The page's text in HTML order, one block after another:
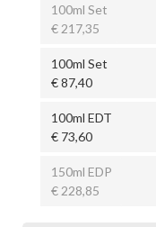
100ml Set
€ 217,35
100ml Set
€ 87,40
100ml EDT
€ 73,60
150ml EDP
€ 228,85